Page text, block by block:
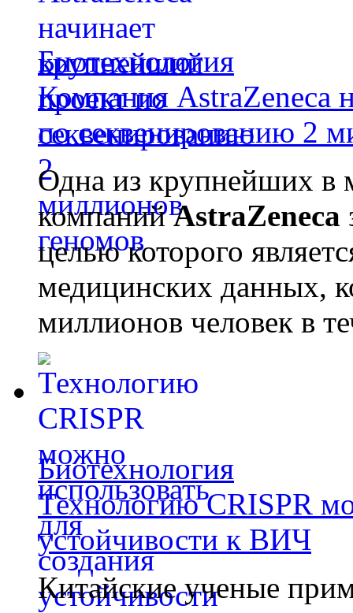
Биотехнология
Компания AstraZeneca
по секвенированию 2
Одна из крупнейших в
компанийAstraZeneca
целью которого
медицинских данных,
миллионов человек в
Биотехнология
Технологию CRISPR
устойчивости к ВИЧ
Китайские ученые